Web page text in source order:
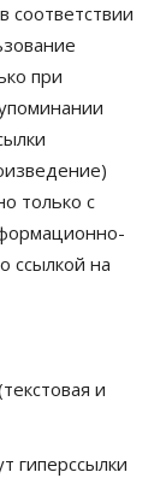
на 8%
7,2 %
соответствии
при
только с
ссылкой на
и
гиперссылки